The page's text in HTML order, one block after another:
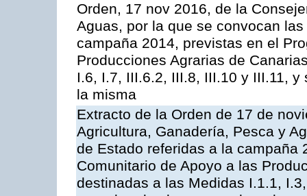
Orden, 17 nov 2016, de la
Aguas, por la que se convocan
campaña 2014, previstas en el
Producciones Agrarias de
I.6, I.7, III.6.2, III.8, III.10 y III.11,
la misma
Extracto de la Orden de 17 de
Agricultura, Ganadería, Pesca y
de Estado referidas a la campaña
Comunitario de Apoyo a las
destinadas a las Medidas I.1.1,